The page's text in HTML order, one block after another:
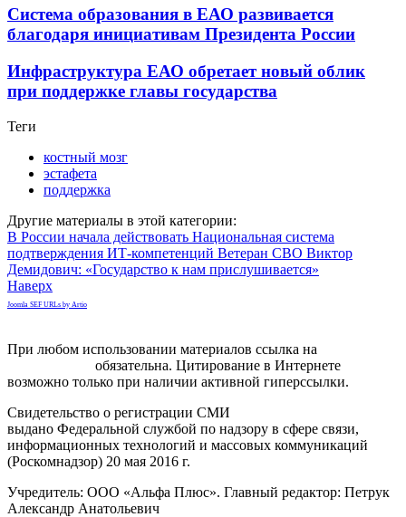
Система образования в ЕАО развивается
благодаря инициативам Президента России
Инфраструктура ЕАО обретает новый облик
при поддержке главы государства
Теги
костный мозг
эстафета
поддержка
Другие материалы в этой категории:
В России начала действовать Национальная система
подтверждения ИТ-компетенций Ветеран СВО Виктор
Демидович: «Государство к нам прислушивается»
Наверх
Joomla SEF URLs by Artio
При любом использовании материалов ссылка на
обязательна. Цитирование в Интернете
возможно только при наличии активной гиперссылки.
Свидетельство о регистрации СМИ
выдано Федеральной службой по надзору в сфере связи,
информационных технологий и массовых коммуникаций
(Роскомнадзор) 20 мая 2016 г.
Учредитель: ООО «Альфа Плюс». Главный редактор: Петрук
Александр Анатольевич